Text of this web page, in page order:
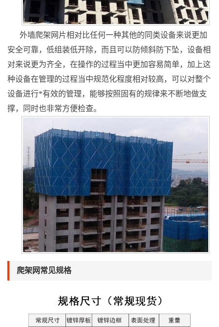
外墙爬架网片相对比任何一种其他的同类设备来说更加
安全可靠，低组装低开除，而且可以防倾斜防下坠，设备相
对来说更为齐全，在操作的过程当中更加容易简单，加上这
种设备在管理的过程当中规范化程度相对较高，可以对整个
设备进行*有效的管理，能够按照固有的规律来不断地做支
撑，同时也非常方便检查。
爬架网常见规格